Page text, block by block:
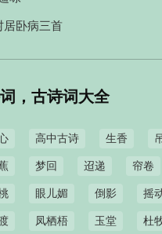
居卧病三首
，古诗词大全
高中古诗 生香
梦回 迢递 帘卷
眼儿媚 倒影 摇
凤栖梧 玉堂 杜